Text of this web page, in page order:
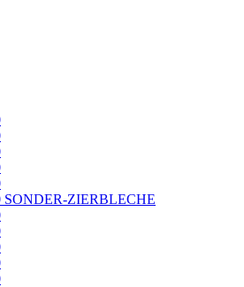
SONDER-ZIERBLECHE